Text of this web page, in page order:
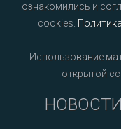
ознакомились и
cookies.
Использование
открытой
НОВОСТИ